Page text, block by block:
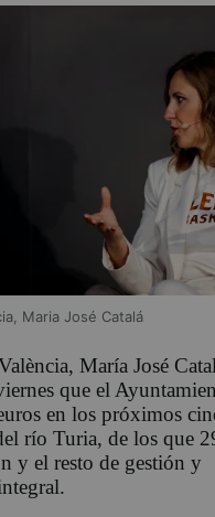
Maria José Catalá
María José
que el
en los próximos
río Turia, de los que
y el resto de gestión y